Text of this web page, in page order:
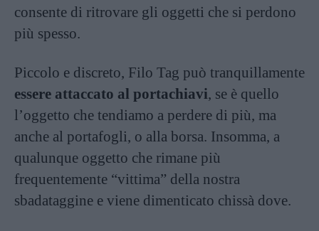
consente di ritrovare gli oggetti che si perdono
più spesso.
Piccolo e discreto, Filo Tag può tranquillamente
essere attaccato al portachiavi, se è quello
l’oggetto che tendiamo a perdere di più, ma
anche al portafogli, o alla borsa. Insomma, a
qualunque oggetto che rimane più
frequentemente “vittima” della nostra
sbadataggine e viene dimenticato chissà dove.